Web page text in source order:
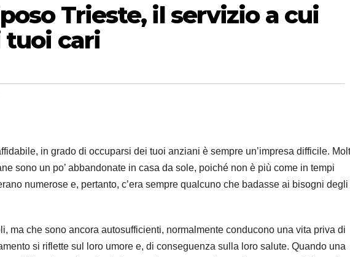
Trieste, il servizio a cui
cari
in grado di occuparsi dei tuoi anziani è sempre un’impresa difficile.
sono un po’ abbandonate in casa da sole, poiché non è più come in tempi
numerose e, pertanto, c’era sempre qualcuno che badasse ai bisogni degli
ma che sono ancora autosufficienti, normalmente conducono una vita priva di
si riflette sul loro umore e, di conseguenza sulla loro salute. Quando una